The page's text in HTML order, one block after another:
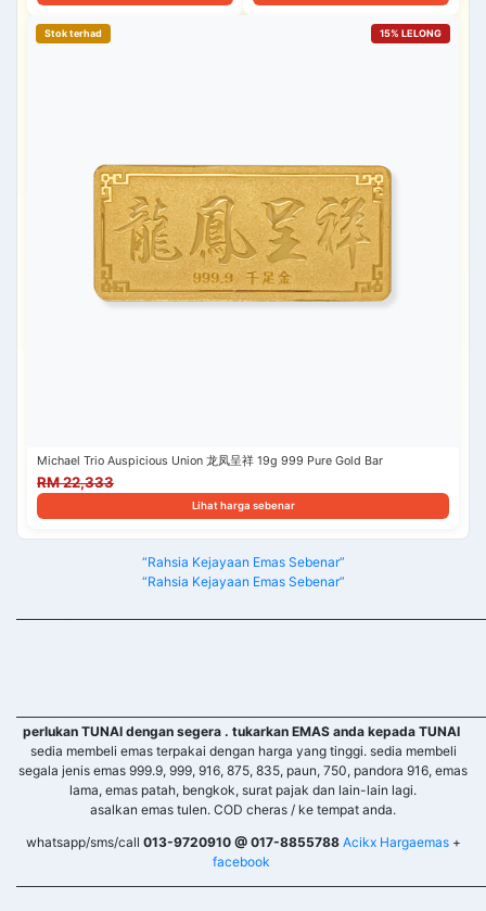
15% LELONG
Stok terhad
Michael Trio Auspicious Union 龙凤呈祥 19g 999 Pure Gold Bar
RM 22,333
Lihat harga sebenar
“Rahsia Kejayaan Emas Sebenar”
“Rahsia Kejayaan Emas Sebenar”
perlukan TUNAI dengan segera . tukarkan EMAS anda kepada TUNAI
sedia membeli emas terpakai dengan harga yang tinggi. sedia membeli
segala jenis emas 999.9, 999, 916, 875, 835, paun, 750, pandora 916, emas
lama, emas patah, bengkok, surat pajak dan lain-lain lagi.
asalkan emas tulen. COD cheras / ke tempat anda.
whatsapp/sms/call 013-9720910 @ 017-8855788 Acikx Hargaemas+
facebook